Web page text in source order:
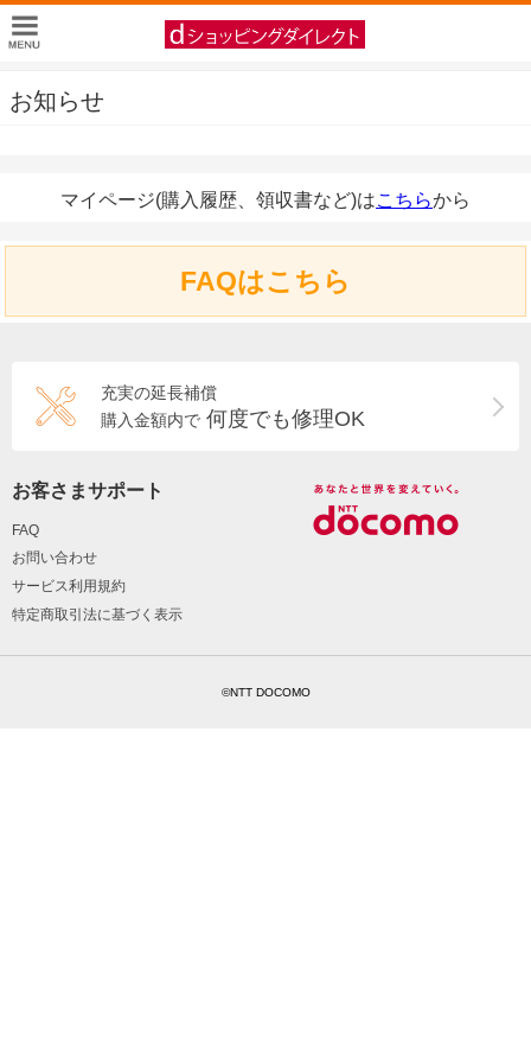
お知らせ
マイページ(購入履歴、領収書など)はこちらから
FAQはこちら
充実の延長補償
購入金額内で 何度でも修理OK
お客さまサポート
FAQ
お問い合わせ
サービス利用規約
特定商取引法に基づく表示
©NTT DOCOMO